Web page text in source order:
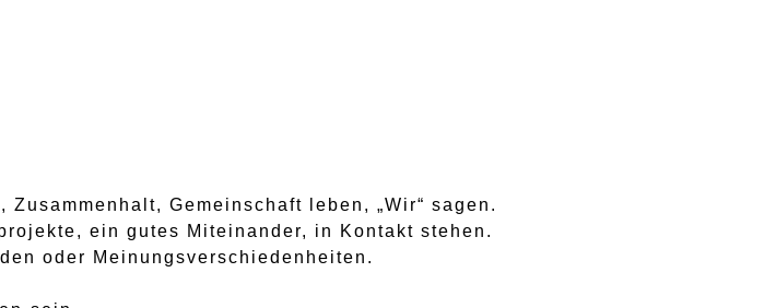
Gemeinschaft leben, „Wir“ sagen.
ein gutes Miteinander, in Kontakt stehen.
oder Meinungsverschiedenheiten.